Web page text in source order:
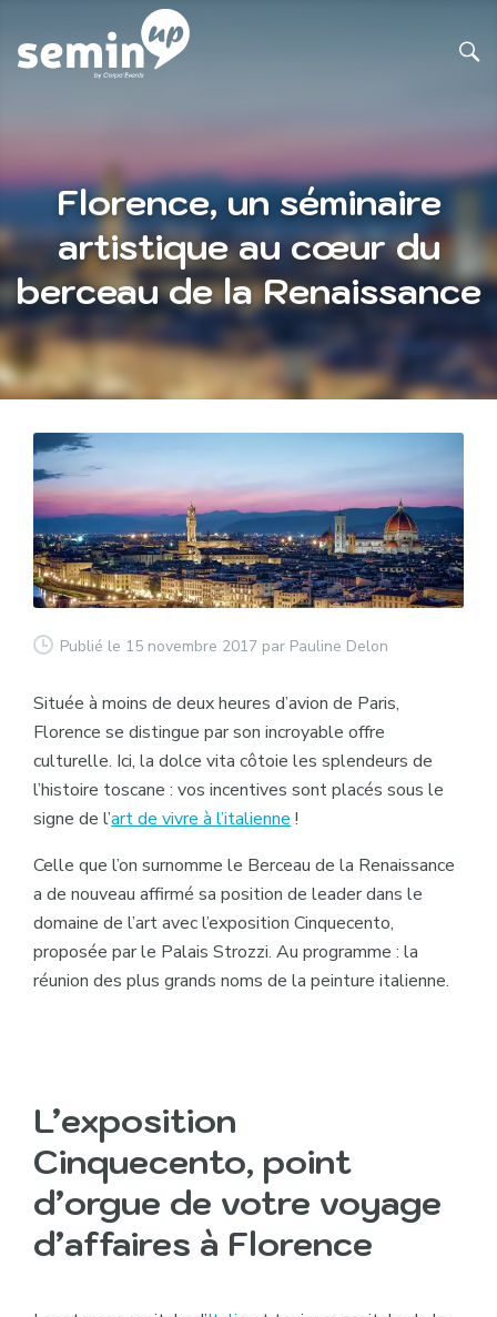
Florence, un séminaire
artistique au cœur du
berceau de la Renaissance
Publié le 15 novembre 2017 par Pauline Delon
Située à moins de deux heures d’avion de Paris,
Florence se distingue par son incroyable offre
culturelle. Ici, la dolce vita côtoie les splendeurs de
l’histoire toscane : vos incentives sont placés sous le
signe de l’art de vivre à l’italienne !
Celle que l’on surnomme le Berceau de la Renaissance
a de nouveau affirmé sa position de leader dans le
domaine de l’art avec l’expositionCinquecento,
proposée par le Palais Strozzi. Au programme : la
réunion des plus grands noms de la peinture italienne.
L’exposition
Cinquecento, point
d’orgue de votre voyage
d’affaires à Florence